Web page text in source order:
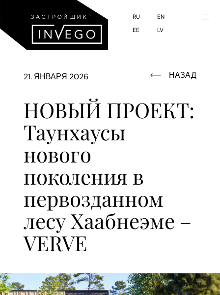
content
RU
EN
EE
LV
НАЗАД
21. ЯНВАРЯ 2026
НОВЫЙ ПРОЕКТ:
Таунхаусы
нового
поколения в
первозданном
лесу Хаабнеэме –
VERVE